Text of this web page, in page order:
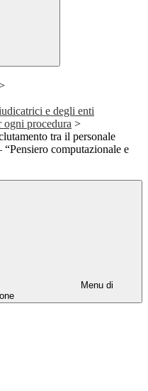
e degli enti
ogni procedura >
tra il personale
computazionale e
Menu di